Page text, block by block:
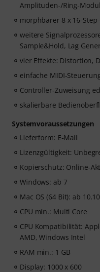
Amplituden-/Ring-
morphbarer 8 x 16-
weitere
Sample&Hold, Lag
vier Effekte: Distortion,
einfache MIDI-
Controller-Zuweisung
skalierbare
Systemvoraussetzungen
Lieferform: E-Mail
Lizenzgültigkeit:
Kopierschutz: Online-
Windows: ab 7
Mac OS (64 Bit): ab 10.10
CPU min.: Multi Core
CPU Kompatibilität:
AMD, Windows Intel
RAM min.: 1 GB
Display: 1000 x 600